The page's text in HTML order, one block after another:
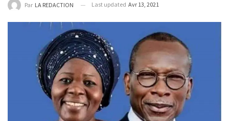
Par LA REDACTION Last updated Avr 13, 2021